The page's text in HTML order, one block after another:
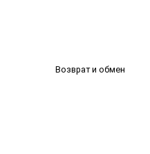
Возврат и обмен